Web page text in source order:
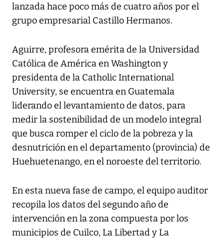
lanzada hace poco más de cuatro años por el
grupo empresarial Castillo Hermanos.
Aguirre, profesora emérita de la Universidad
Católica de América en Washington y
presidenta de la Catholic International
University, se encuentra en Guatemala
liderando el levantamiento de datos, para
medir la sostenibilidad de un modelo integral
que busca romper el ciclo de la pobreza y la
desnutrición en el departamento (provincia) de
Huehuetenango, en el noroeste del territorio.
En esta nueva fase de campo, el equipo auditor
recopila los datos del segundo año de
intervención en la zona compuesta por los
municipios de Cuilco, La Libertad y La